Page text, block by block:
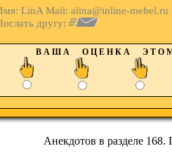
LinA Mail: alina@inline-mebel.ru
другу:
В А Ш А О Ц Е Н К А Э Т О
Анекдотов в разделе 168.